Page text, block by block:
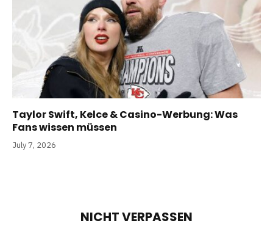
Taylor Swift, Kelce & Casino-Werbung: Was
Fans wissen müssen
July 7, 2026
NICHT VERPASSEN